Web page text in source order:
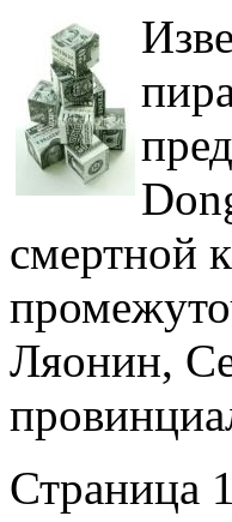
смертной
Ляонин,
Страница